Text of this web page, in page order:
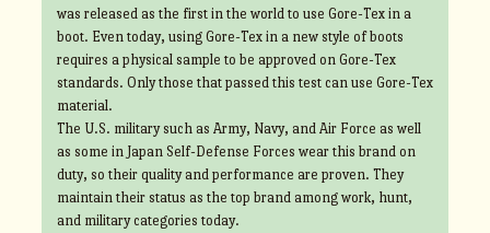
was released as the first in the world to use Gore-Tex in a
boot. Even today, using Gore-Tex in a new style of boots
requires a physical sample to be approved on Gore-Tex
standards. Only those that passed this test can use Gore-Tex
material.
The U.S. military such as Army, Navy, and Air Force as well
as some in Japan Self-Defense Forces wear this brand on
duty, so their quality and performance are proven. They
maintain their status as the top brand among work, hunt,
and military categories today.